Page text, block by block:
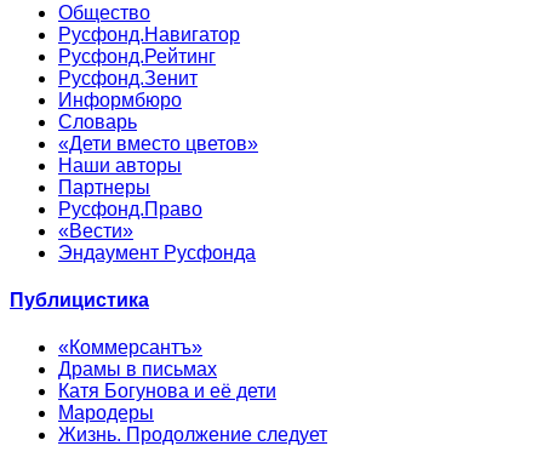
Общество
Русфонд.Навигатор
Русфонд.Рейтинг
Русфонд.Зенит
Информбюро
Словарь
«Дети вместо цветов»
Наши авторы
Партнеры
Русфонд.Право
«Вести»
Эндаумент Русфонда
Публицистика
«Коммерсантъ»
Драмы в письмах
Катя Богунова и её дети
Мародеры
Жизнь. Продолжение следует